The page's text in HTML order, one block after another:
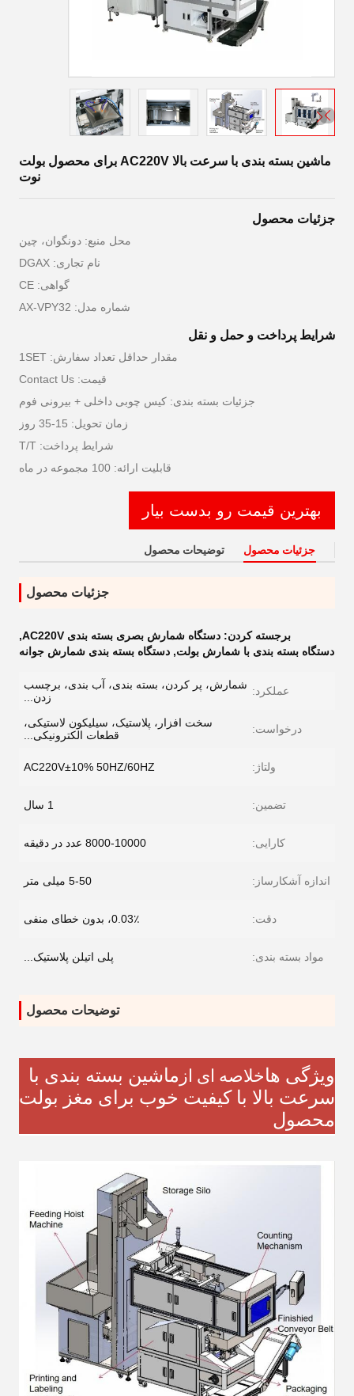
ماشین بسته بندی با سرعت بالا AC220V برای محصول بولت
نوت
جزئیات محصول
محل منبع: دونگوان، چین
نام تجاری: DGAX
گواهی: CE
شماره مدل: AX-VPY32
شرایط پرداخت و حمل و نقل
مقدار حداقل تعداد سفارش: 1SET
قیمت: Contact Us
جزئیات بسته بندی: کیس چوبی داخلی + بیرونی فوم
زمان تحویل: 15-35 روز
شرایط پرداخت: T/T
قابلیت ارائه: 100 مجموعه در ماه
بهترین قیمت رو بدست بیار
جزئیات محصول توضیحات محصول
جزئیات محصول
برجسته کردن: دستگاه شمارش بصری بسته بندی AC220V
,
دستگاه بسته بندی با شمارش بولت, دستگاه بسته بندی شمارش جوانه
عملکرد: شمارش، پر کردن، بسته بندی، آب بندی، برچسب
زدن...
درخواست:
سخت افزار، پلاستیک، سیلیکون لاستیکی،
قطعات الکترونیکی...
ولتاژ: AC220V±10% 50HZ/60HZ
تضمین: 1 سال
کارایی: 8000-10000 عدد در دقیقه
اندازه آشکارساز: 5-50 میلی متر
دقت: 0.03٪، بدون خطای منفی
مواد بسته بندی: پلی اتیلن پلاستیک...
توضیحات محصول
ویژگی هاخلاصه ای از ماشین بسته بندی با
سرعت بالا با کیفیت خوب برای مغز بولت
محصول